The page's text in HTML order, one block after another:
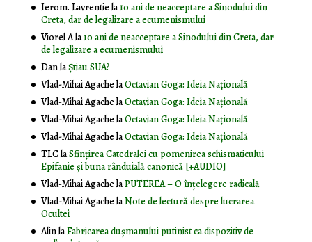
Ierom. Lavrentiela10 ani de neacceptare a Sinodului din
Creta, dar de legalizare a ecumenismului
Viorel Ala10 ani de neacceptare a Sinodului din Creta, dar
de legalizare a ecumenismului
DanlaȘtiau SUA?
Vlad-Mihai AgachelaOctavian Goga: Ideia Naţională
Vlad-Mihai AgachelaOctavian Goga: Ideia Naţională
Vlad-Mihai AgachelaOctavian Goga: Ideia Naţională
Vlad-Mihai AgachelaOctavian Goga: Ideia Naţională
TLClaSfințirea Catedralei cu pomenirea schismaticului
Epifanie și buna rânduială canonică [+AUDIO]
Vlad-Mihai AgachelaPUTEREA – O înţelegere radicală
Vlad-Mihai AgachelaNote de lectură despre lucrarea
Ocultei
AlinlaFabricarea dușmanului putinist ca dispozitiv de